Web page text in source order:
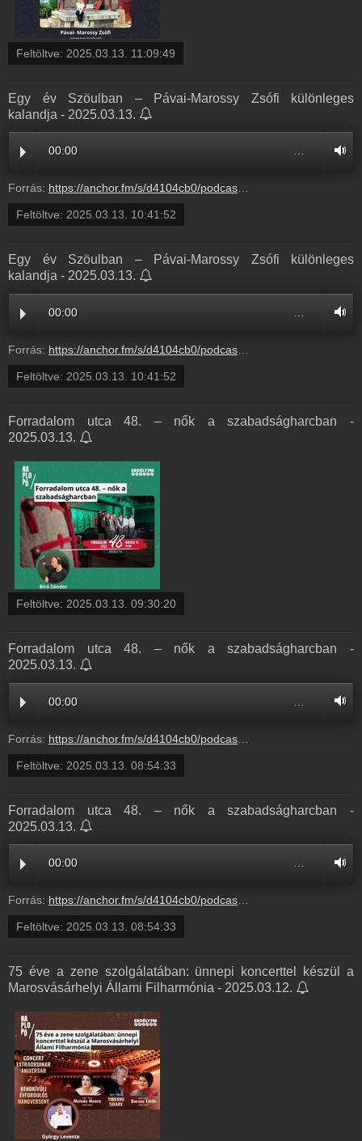
Feltöltve: 2025.03.13. 11:09:49
Egy év Szöulban – Pávai-Marossy Zsófi különleges
kalandja - 2025.03.13.
00:00 …
Forrás: https://anchor.fm/s/d4104cb0/podcast/play/99789928/https%3A%2F%2Fd3ctxlq1ktw2nl.cloudfront.net%2Fstaging%2F2025-2-13%2F396492506-44100-2-384e142e84d78.m4a
Feltöltve: 2025.03.13. 10:41:52
Egy év Szöulban – Pávai-Marossy Zsófi különleges
kalandja - 2025.03.13.
00:00
Forrás: https://anchor.fm/s/d4104cb0/podcast/play/99789928/https%3A%2F%2Fd3ctxlq1ktw2nl.cloudfront.net%2Fstaging%2F2025-2-13%2F396492506-44100-2-384e142e84d78.m4a
Feltöltve: 2025.03.13. 10:41:52
Forradalom utca 48. – nők a szabadságharcban -
2025.03.13.
Feltöltve: 2025.03.13. 09:30:20
Forradalom utca 48. – nők a szabadságharcban -
2025.03.13.
00:00
Forrás: https://anchor.fm/s/d4104cb0/podcast/play/99787252/https%3A%2F%2Fd3ctxlq1ktw2nl.cloudfront.net%2Fstaging%2F2025-2-13%2F396489170-44100-2-94bf7c5b92f68.m4a
Feltöltve: 2025.03.13. 08:54:33
Forradalom utca 48. – nők a szabadságharcban -
2025.03.13.
00:00 …
Forrás: https://anchor.fm/s/d4104cb0/podcast/play/99787252/https%3A%2F%2Fd3ctxlq1ktw2nl.cloudfront.net%2Fstaging%2F2025-2-13%2F396489170-44100-2-94bf7c5b92f68.m4a
Feltöltve: 2025.03.13. 08:54:33
75 éve a zene szolgálatában: ünnepi koncerttel készül a
Marosvásárhelyi Állami Filharmónia - 2025.03.12.